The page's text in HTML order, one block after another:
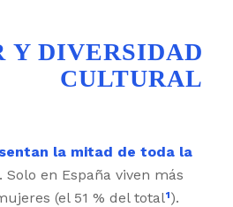
Y DIVERSIDAD
CULTURAL
la mitad de toda la
Solo en España viven más
(el 51 % del total¹).